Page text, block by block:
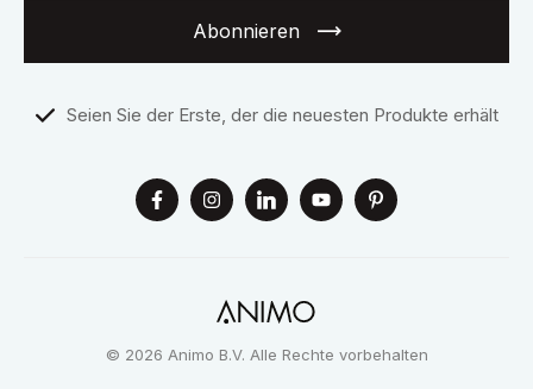
Abonnieren
Seien Sie der Erste, der die neuesten Produkte erhält
© 2026 Animo B.V. Alle Rechte vorbehalten